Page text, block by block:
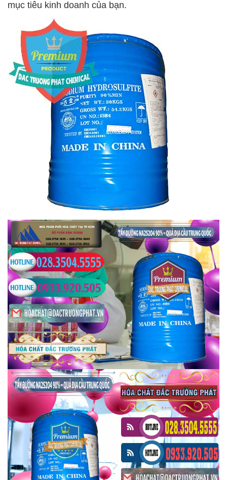
mục tiêu kinh doanh của bạn.